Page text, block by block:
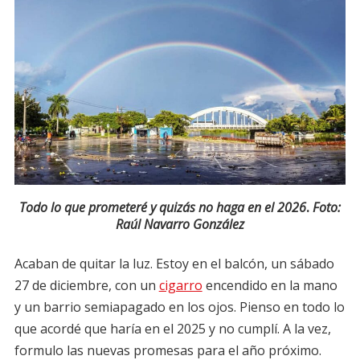
Todo lo que prometeré y quizás no haga en el 2026.Foto:
Raúl Navarro González
Acaban de quitar la luz. Estoy en el balcón, un sábado
27 de diciembre, con un cigarro encendido en la mano
y un barrio semiapagado en los ojos. Pienso en todo lo
que acordé que haría en el 2025 y no cumplí. A la vez,
formulo las nuevas promesas para el año próximo.